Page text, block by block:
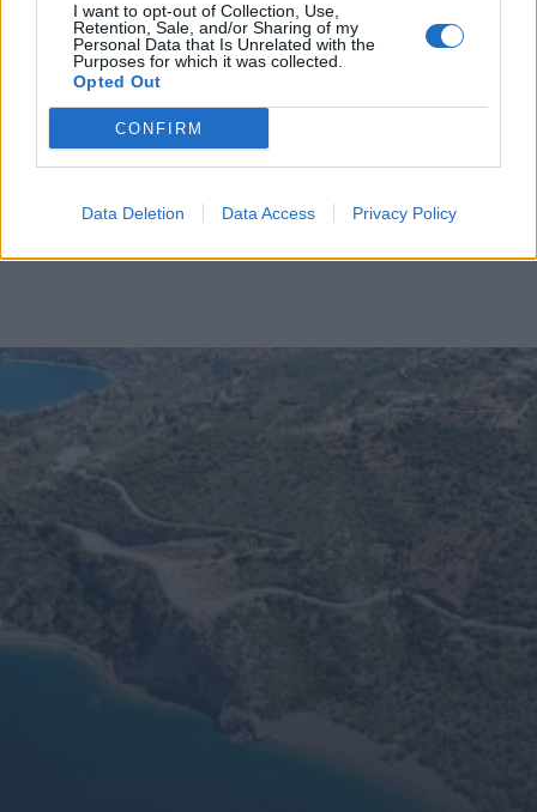
I want to opt-out of Collection, Use,
Retention, Sale, and/or Sharing of my
Personal Data that Is Unrelated with the
Purposes for which it was collected.
Opted Out
CONFIRM
Data Deletion Data Access Privacy Policy
Διάβασε περισσότερα
Πελοπόννησος Λακωνία
Αστυνομικό ρεπορτάζ
Κοινωνία